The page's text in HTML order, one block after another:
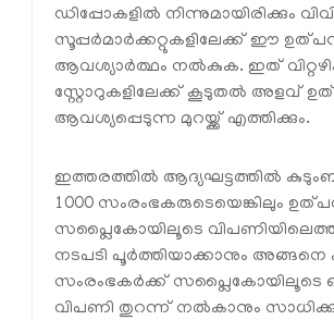
ഡിപ്പോകളില്‍ നിന്നുമായിരിക്കും
സൂപ്പര്‍മാര്‍ക്കറ്റുകളിലേക്ക് ഈ
ആവശ്യാര്‍ത്ഥം നല്‍കുക. ഇത്
സ്റ്റോറുകളിലേക്ക് കൂടുതല്‍ അളവ്
ആവശ്യപ്പെടുന്ന മുറയ്ക്ക് എത്തിക്കും.
ഇത്തരത്തില്‍ ആദ്യഘട്ടത്തില്‍
1000 സംരംഭകരുടെയെങ്കിലും
സപ്ലൈകോയിലൂടെ
നടപടി പൂര്‍ത്തിയാക്കാനും അങ്ങനെ
സംരംഭകര്‍ക്ക് സപ്ലൈകോയിലൂടെ
വിപണി തുറന്ന് നല്‍കാനും